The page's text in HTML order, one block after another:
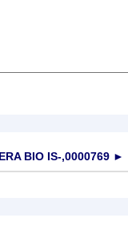
BIO IS-,0000769 ►